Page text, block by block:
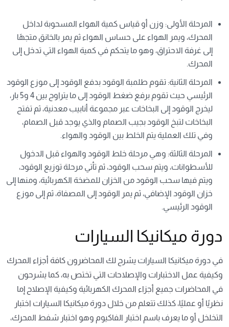
المرحلة الأولى: وزن أو قياس كمية الهواء المسحوبة لداخل
المحرك، ويمر الهواء على حساس الهواء ثم يمر بالخانق متجهًا
إلى غرفة الاحتراق، وهو ما يتحكم في كمية الهواء التي تدخل إلى
المحرك.
المرحلة الثانية: تقوم طلمبة الوقود بدفع الوقود إلى موزع الوقود
الرئيسي حيث تقوم برفع ضغط الوقود إلى ما يتراوح بين 4 و5 بار،
ليخرج الوقود إلى البخاخات عبر مجموعة أنابيب معدنية، ثم تفتح
البخاخات لتبخ الوقود بجيب الصمام والذي يوجد قبل الصمام،
وفي تلك العملية يتم الخلط بين الوقود والهواء.
المرحلة الثالثة: وهي مرحلة خلط الوقود والهواء قبل الدخول
للأسطوانات، ويتم سحب الوقود، ثم تأتي مرحلة توزيع الوقود،
ويتم فيها سحب الوقود من الخزان للمضخة الكهربائية، ومنها إلى
خزان الوقود الإضافي، ثم يمر الوقود إلى المصفاة، ثم إلى موزع
الوقود الرئيسي.
دورة ميكانيكا السيارات
في دورة ميكانيكا السيارات يشرح لك المحاضرون كافة أجزاء المحرك
وكيفية عمل الاختبارات والإصلاحات التي تختص به، كما يشرحون
في المحاضرات جميع أجزاء المحرك الكهربائية وكيفية الإصلاح إما
نظريًا أو عمليًا، كذلك تتعلم من خلال دورة ميكانيكا السيارات اختبار
التخلخل أو ما يعرف باسم اختبار الفاكيوم وهو اختبار شفط المحرك،